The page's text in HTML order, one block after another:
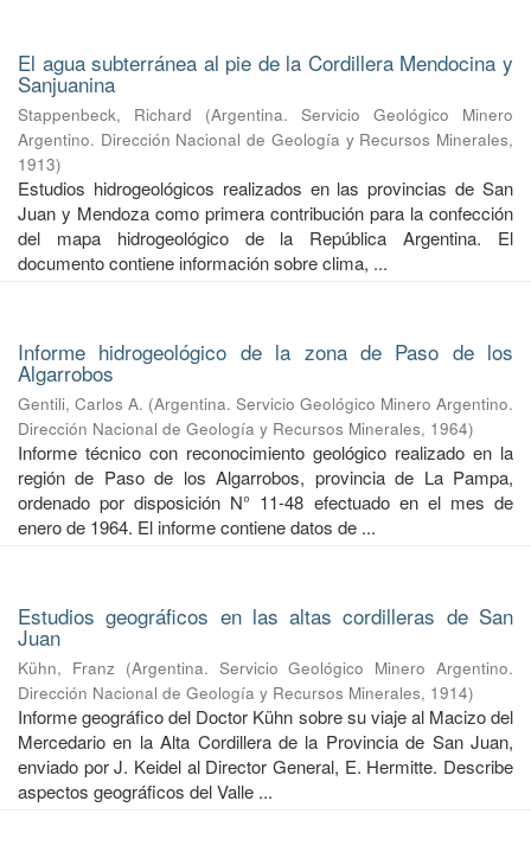
El agua subterránea al pie de la Cordillera Mendocina y
Sanjuanina
Stappenbeck, Richard (Argentina. Servicio Geológico Minero
Argentino. Dirección Nacional de Geología y Recursos Minerales,
1913)
Estudios hidrogeológicos realizados en las provincias de San
Juan y Mendoza como primera contribución para la confección
del mapa hidrogeológico de la República Argentina. El
documento contiene información sobre clima, ...
Informe hidrogeológico de la zona de Paso de los
Algarrobos
Gentili, Carlos A. (Argentina. Servicio Geológico Minero Argentino.
Dirección Nacional de Geología y Recursos Minerales, 1964)
Informe técnico con reconocimiento geológico realizado en la
región de Paso de los Algarrobos, provincia de La Pampa,
ordenado por disposición N° 11-48 efectuado en el mes de
enero de 1964. El informe contiene datos de ...
Estudios geográficos en las altas cordilleras de San
Juan
Kühn, Franz (Argentina. Servicio Geológico Minero Argentino.
Dirección Nacional de Geología y Recursos Minerales, 1914)
Informe geográfico del Doctor Kühn sobre su viaje al Macizo del
Mercedario en la Alta Cordillera de la Provincia de San Juan,
enviado por J. Keidel al Director General, E. Hermitte. Describe
aspectos geográficos del Valle ...